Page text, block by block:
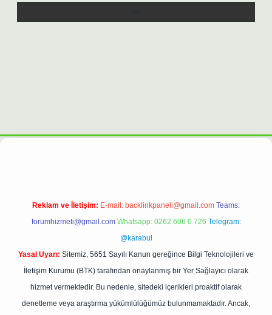
Reklam ve İletişim: E-mail: backlinkpaneli@gmail.com Teams:
forumhizmeti@gmail.com Whatsapp: 0262 606 0 726 Telegram:
@karabul
Yasal Uyarı: Sitemiz, 5651 Sayılı Kanun gereğince Bilgi Teknolojileri ve
İletişim Kurumu (BTK) tarafından onaylanmış bir Yer Sağlayıcı olarak
hizmet vermektedir. Bu nedenle, sitedeki içerikleri proaktif olarak
denetleme veya araştırma yükümlülüğümüz bulunmamaktadır. Ancak,